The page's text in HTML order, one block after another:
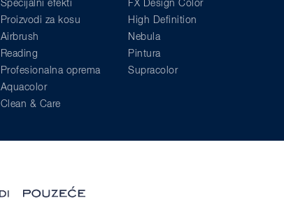
Specijalni efekti
Proizvodi za kosu
Airbrush
Reading
Profesionalna oprema
Aquacolor
Clean & Care
FX Design Color
High Definition
Nebula
Pintura
Supracolor